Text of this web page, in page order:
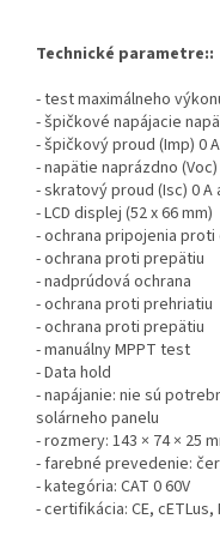
Technické parametre::
- test maximálneho
- špičkové napájacie
- špičkový proud (Imp) 0
- napätie naprázdno (Voc)
- skratový proud (Isc) 0 A
- LCD displej (52 x 66 mm)
- ochrana pripojenia
- ochrana proti prepätiu
- nadprúdová ochrana
- ochrana proti prehriatiu
- ochrana proti prepätiu
- manuálny MPPT test
- Data hold
- napájanie: nie sú
solárneho panelu
- rozmery: 143 × 74 × 25
- farebné prevedenie:
- kategória: CAT 0 60V
- certifikácia: CE, cETLus,